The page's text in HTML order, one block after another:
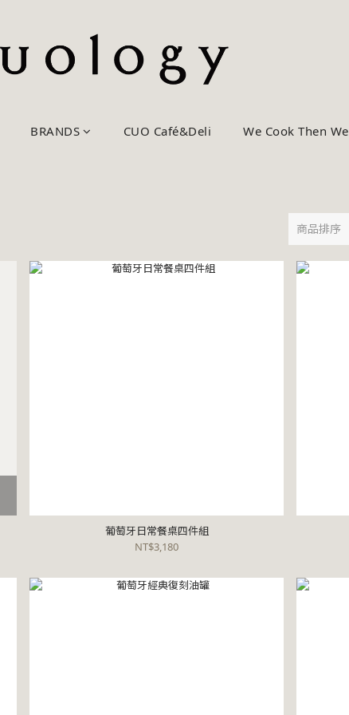
BRANDS CUO Café&Deli We Cook Then
商品排序
葡萄牙日常餐桌四件組
NT$3,180